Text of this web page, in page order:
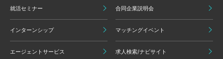
就活セミナー 合同企業説明会
インターンシップ マッチングイベント
エージェントサービス 求人検索/ナビサイト